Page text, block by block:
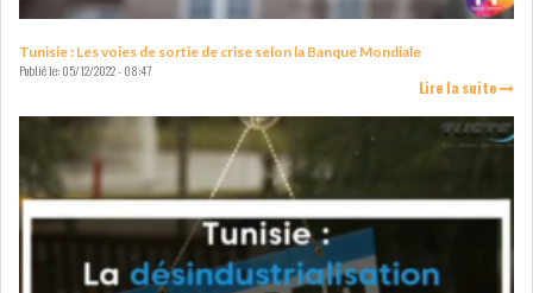
HISTORIQUE ANALYSES HEBDOMADAIRES
GRAPHIQUE TUNINDEX
Tunisie : Les voies de sortie de crise selon la Banque Mondiale
Publié le:05/12/2022 - 08:47
Lire la suite